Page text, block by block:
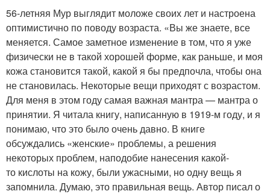
56-летняя Мур выглядит моложе своих лет и настроена
оптимистично по поводу возраста. «Вы же знаете, все
меняется. Самое заметное изменение в том, что я уже
физически не в такой хорошей форме, как раньше, и моя
кожа становится такой, какой я бы предпочла, чтобы она
не становилась. Некоторые вещи приходят с возрастом.
Для меня в этом году самая важная мантра — мантра о
принятии. Я читала книгу, написанную в 1919-м году, и я
понимаю, что это было очень давно. В книге
обсуждались «женские» проблемы, а решения
некоторых проблем, наподобие нанесения какой-
то кислоты на кожу, были ужасными, но одну вещь я
запомнила. Думаю, это правильная вещь. Автор писал о